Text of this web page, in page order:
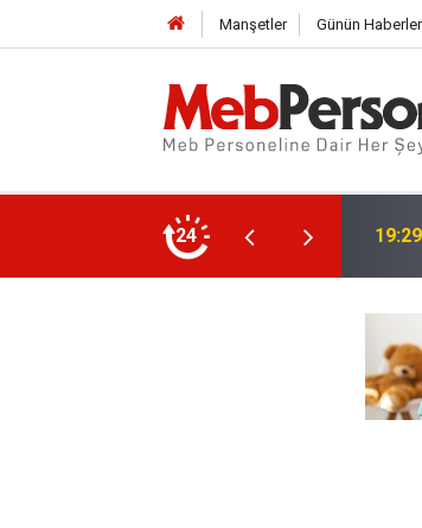
Manşetler Günün
24
İşte Belirlenen Tarihler 19:03